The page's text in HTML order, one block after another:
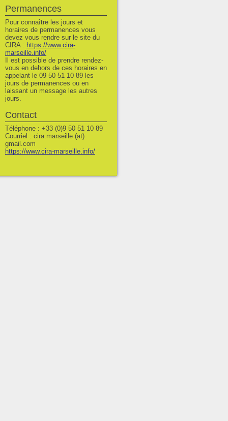
Permanences
Pour connaître les jours et
horaires de permanences vous
devez vous rendre sur le site du
CIRA : https://www.cira-
marseille.info/
Il est possible de prendre rendez-
vous en dehors de ces horaires en
appelant le 09 50 51 10 89 les
jours de permanences ou en
laissant un message les autres
jours.
Contact
Téléphone : +33 (0)9 50 51 10 89
Courriel : cira.marseille (at)
gmail.com
https://www.cira-marseille.info/